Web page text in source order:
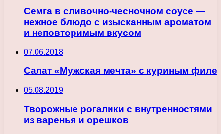
Семга в сливочно-чесночном соусе —
нежное блюдо с изысканным ароматом
и неповторимым вкусом
07.06.2018
Салат «Мужская мечта» с куриным филе
05.08.2019
Творожные рогалики с внутренностями
из варенья и орешков